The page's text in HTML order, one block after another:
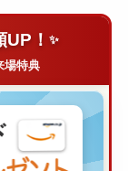
！
場特典